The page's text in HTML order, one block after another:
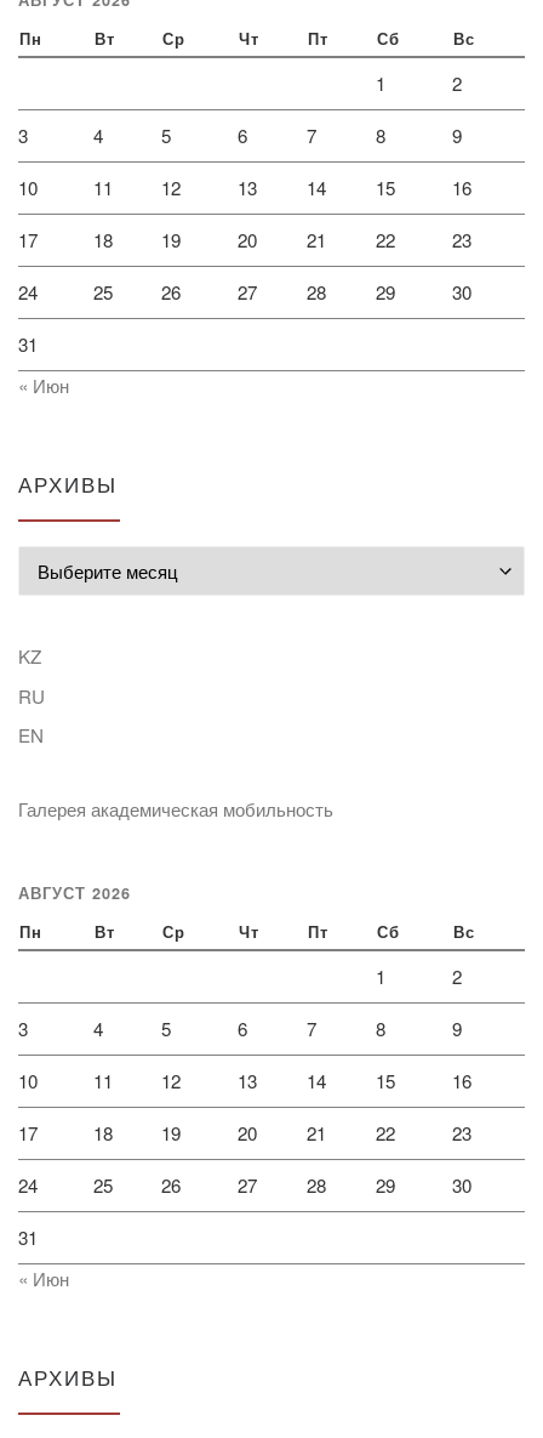
Пн Вт Ср Чт Пт Сб Вс
1 2
3 4 5 6 7 8 9
10 11 12 13 14 15 16
17 18 19 20 21 22 23
24 25 26 27 28 29 30
31
« Июн
АРХИВЫ
KZ
RU
EN
Галерея академическая мобильность
АВГУСТ 2026
Пн Вт Ср Чт Пт Сб Вс
1 2
3 4 5 6 7 8 9
10 11 12 13 14 15 16
17 18 19 20 21 22 23
24 25 26 27 28 29 30
31
« Июн
АРХИВЫ